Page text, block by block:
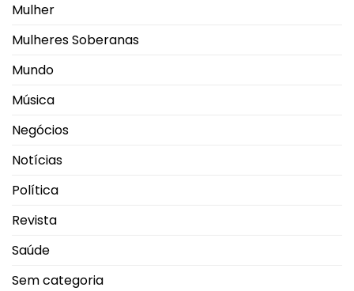
Mulher
Mulheres Soberanas
Mundo
Música
Negócios
Notícias
Política
Revista
Saúde
Sem categoria